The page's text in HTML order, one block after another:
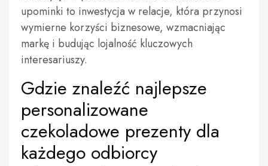
upominki to inwestycja w relacje, która przynosi
wymierne korzyści biznesowe, wzmacniając
markę i budując lojalność kluczowych
interesariuszy.
Gdzie znaleźć najlepsze
personalizowane
czekoladowe prezenty dla
każdego odbiorcy